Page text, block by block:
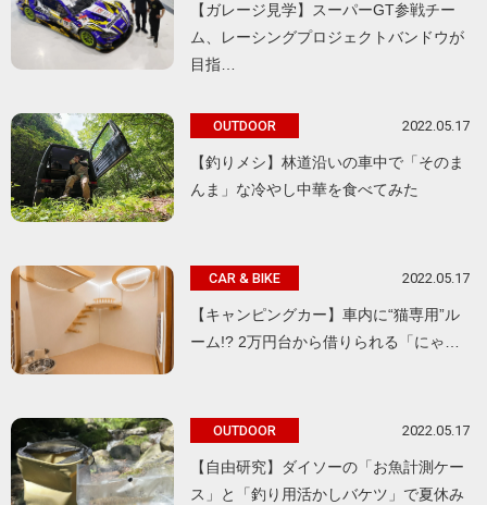
【ガレージ見学】スーパーGT参戦チー
ム、レーシングプロジェクトバンドウが
目指…
OUTDOOR 2022.05.17
【釣りメシ】林道沿いの車中で「そのま
んま」な冷やし中華を食べてみた
CAR & BIKE 2022.05.17
【キャンピングカー】車内に“猫専用”ル
ーム!? 2万円台から借りられる「にゃ…
OUTDOOR 2022.05.17
【自由研究】ダイソーの「お魚計測ケー
ス」と「釣り用活かしバケツ」で夏休み